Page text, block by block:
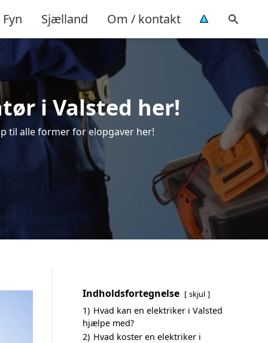
Fyn Sjælland Om / kontakt
i Valsted her!
til alle former for elopgaver her!
Indholdsfortegnelse skjul
1) Hvad kan en elektriker i Valsted
hjælpe med?
2) Hvad koster en elektriker i